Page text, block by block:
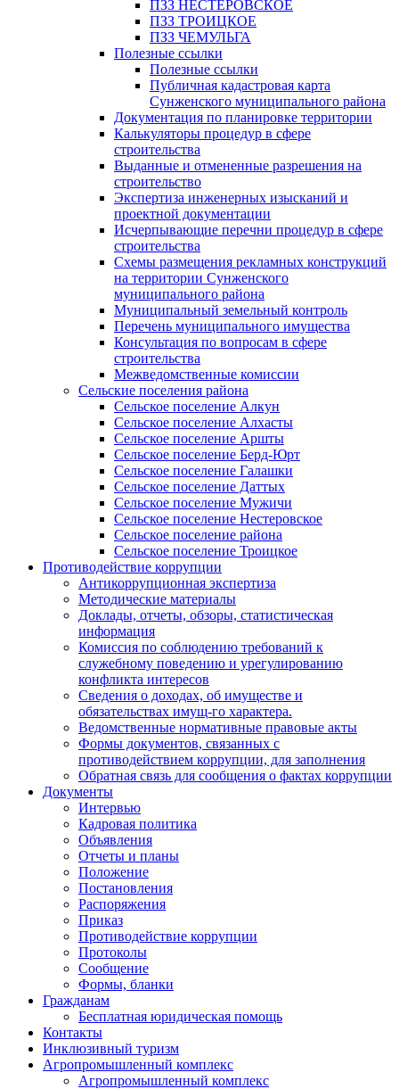
ПЗЗ НЕСТЕРОВСКОЕ
ПЗЗ ТРОИЦКОЕ
ПЗЗ ЧЕМУЛЬГА
Полезные ссылки
Полезные ссылки
Публичная кадастровая карта
Сунженского муниципального района
Документация по планировке территории
Калькуляторы процедур в сфере
строительства
Выданные и отмененные разрешения на
строительство
Экспертиза инженерных изысканий и
проектной документации
Исчерпывающие перечни процедур в сфере
строительства
Схемы размещения рекламных конструкций
на территории Сунженского
муниципального района
Муниципальный земельный контроль
Перечень муниципального имущества
Консультация по вопросам в сфере
строительства
Межведомственные комиссии
Сельские поселения района
Сельское поселение Алкун
Сельское поселение Алхасты
Сельское поселение Аршты
Сельское поселение Берд-Юрт
Сельское поселение Галашки
Сельское поселение Даттых
Сельское поселение Мужичи
Сельское поселение Нестеровское
Сельское поселение района
Сельское поселение Троицкое
Противодействие коррупции
Антикоррупционная экспертиза
Методические материалы
Доклады, отчеты, обзоры, статистическая
информация
Комиссия по соблюдению требований к
служебному поведению и урегулированию
конфликта интересов
Сведения о доходах, об имуществе и
обязательствах имущ-го характера.
Ведомственные нормативные правовые акты
Формы документов, связанных с
противодействием коррупции, для заполнения
Обратная связь для сообщения о фактах коррупции
Документы
Интервью
Кадровая политика
Объявления
Отчеты и планы
Положение
Постановления
Распоряжения
Приказ
Противодействие коррупции
Протоколы
Сообщение
Формы, бланки
Гражданам
Бесплатная юридическая помощь
Контакты
Инклюзивный туризм
Агропромышленный комплекс
Агропромышленный комплекс